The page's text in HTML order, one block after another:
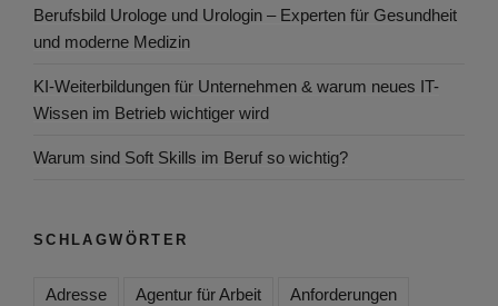
Berufsbild Urologe und Urologin – Experten für Gesundheit
und moderne Medizin
KI-Weiterbildungen für Unternehmen & warum neues IT-
Wissen im Betrieb wichtiger wird
Warum sind Soft Skills im Beruf so wichtig?
SCHLAGWÖRTER
Adresse Agentur für Arbeit Anforderungen